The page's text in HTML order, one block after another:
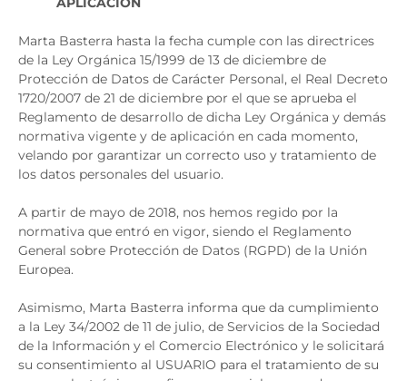
Marta Basterra hasta la fecha cumple con las directrices
de la Ley Orgánica 15/1999 de 13 de diciembre de
Protección de Datos de Carácter Personal, el Real Decreto
1720/2007 de 21 de diciembre por el que se aprueba el
Reglamento de desarrollo de dicha Ley Orgánica y demás
normativa vigente y de aplicación en cada momento,
velando por garantizar un correcto uso y tratamiento de
los datos personales del usuario.
A partir de mayo de 2018, nos hemos regido por la
normativa que entró en vigor, siendo el Reglamento
General sobre Protección de Datos (RGPD) de la Unión
Europea.
Asimismo, Marta Basterra informa que da cumplimiento
a la Ley 34/2002 de 11 de julio, de Servicios de la Sociedad
de la Información y el Comercio Electrónico y le solicitará
su consentimiento al USUARIO para el tratamiento de su